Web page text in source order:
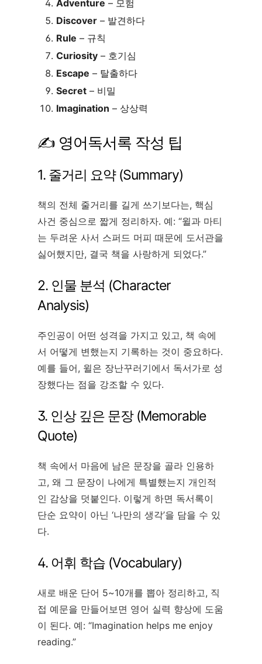
Adventure – 모험
Discover – 발견하다
Rule – 규칙
Curiosity – 호기심
Escape – 탈출하다
Secret – 비밀
Imagination – 상상력
✍️ 영어독서록 작성 팁
1. 줄거리 요약 (Summary)
책의 전체 줄거리를 길게 쓰기보다는, 핵심
사건 중심으로 짧게 정리하자. 예: “윌과 마티
는 두려운 사서 스퍼드 머피 때문에 도서관을
싫어했지만, 결국 책을 사랑하게 되었다.”
2. 인물 분석 (Character
Analysis)
주인공이 어떤 성격을 가지고 있고, 책 속에
서 어떻게 변했는지 기록하는 것이 중요하다.
예를 들어, 윌은 장난꾸러기에서 독서가로 성
장했다는 점을 강조할 수 있다.
3. 인상 깊은 문장 (Memorable
Quote)
책 속에서 마음에 남은 문장을 골라 인용하
고, 왜 그 문장이 나에게 특별했는지 개인적
인 감상을 덧붙인다. 이렇게 하면 독서록이
단순 요약이 아닌 ‘나만의 생각’을 담을 수 있
다.
4. 어휘 학습 (Vocabulary)
새로 배운 단어 5~10개를 뽑아 정리하고, 직
접 예문을 만들어보면 영어 실력 향상에 도움
이 된다. 예: “Imagination helps me enjoy
reading.”